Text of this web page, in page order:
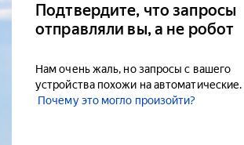
Подтвердите, что запросы
отправляли вы, а не робот
Нам очень жаль, но запросы с вашего
устройства похожи на автоматические.
Почему это могло произойти?